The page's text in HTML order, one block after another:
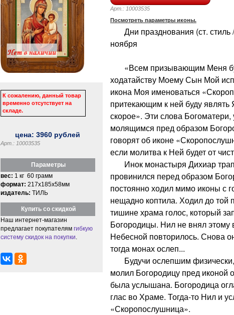
К сожалению, данный товар
временно отсутствует на
складе.
цена:3960 рублей
Арт.: 10003535
Параметры
вес: 1 кг 60 грамм
формат: 217x185x58мм
издатель: ТИЛЬ
Купить со скидкой
Наш интернет-магазин
предлагает покупателям гибкую
систему скидок на покупки
Арт.: 10003535
Посмотреть параметры иконы.
Дни празднования (ст. стиль
ноября
«Всем призывающим Меня
ходатайству Моему Сын Мой
икона Моя именоваться
притекающим к ней буду
скорое». Эти слова
молящимся пред образом
говорят об иконе
если молитва к Ней будет от
Инок монастыря Дихиар
провинился перед образом
постоянно ходил мимо иконы с
нещадно коптила. Ходил до той
тишине храма голос, который
Богородицы. Нил не внял этому
Небесной повторилось. Снова
тогда монах ослеп...
Будучи ослепшим физически,
молил Богородицу пред иконой
была услышана. Богородица
глас во Храме. Тогда-то Нил и
«Скоропослушница».